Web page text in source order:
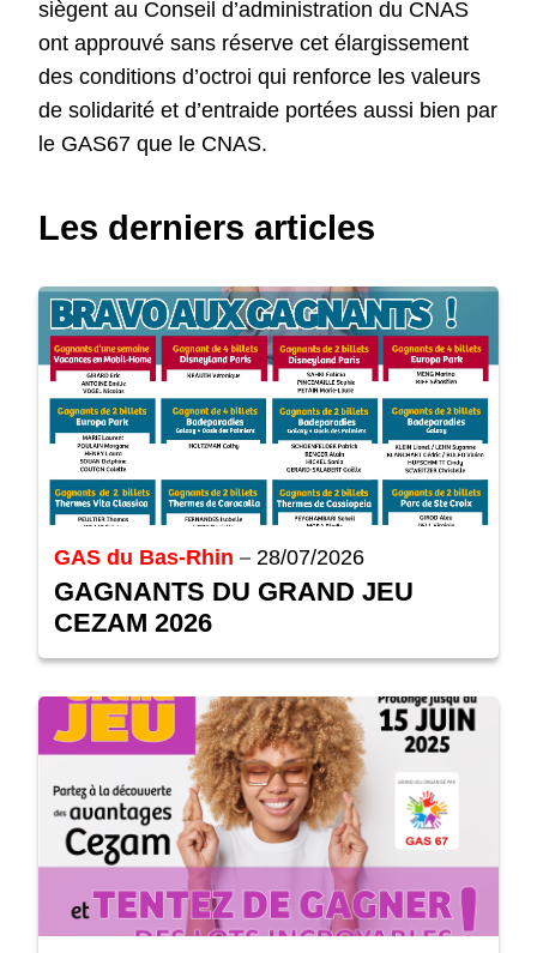
siègent au Conseil d’administration du CNAS
ont approuvé sans réserve cet élargissement
des conditions d’octroi qui renforce les valeurs
de solidarité et d’entraide portées aussi bien par
le GAS67 que le CNAS.
Les derniers articles
GAS du Bas-Rhin 28/07/2026
GAGNANTS DU GRAND JEU
CEZAM 2026